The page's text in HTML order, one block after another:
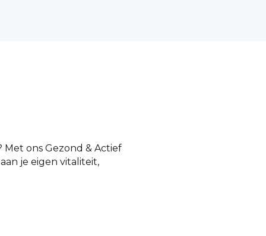
ons Gezond & Actief
je eigen vitaliteit,